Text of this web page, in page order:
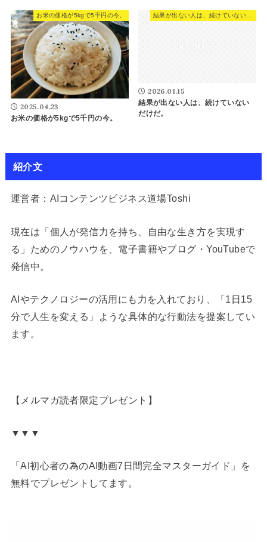
お米の価格が5kgで5千円の今。
2025.04.23
お米の価格が5kgで5千円の今。
結果が出ない人は、続けていないだけだ。
2026.01.15
結果が出ない人は、続けていない
だけだ。
紹介文
運営者：AIコンテンツビジネス道場Toshi
現在は「個人が発信力を持ち、自由な生き方を実現す
る」ためのノウハウを、電子書籍やブログ・YouTubeで
発信中。
AIやテクノロジーの活用にも力を入れており、「1日15
分で人生を変える」ような具体的な行動法を提案してい
ます。
【メルマガ読者限定プレゼント】
▼▼▼
「AI初心者の為のAI動画7日間完全マスターガイド」を
無料でプレゼントしてます。